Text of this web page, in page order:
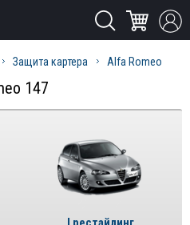
Защита картера Alfa Romeo
147